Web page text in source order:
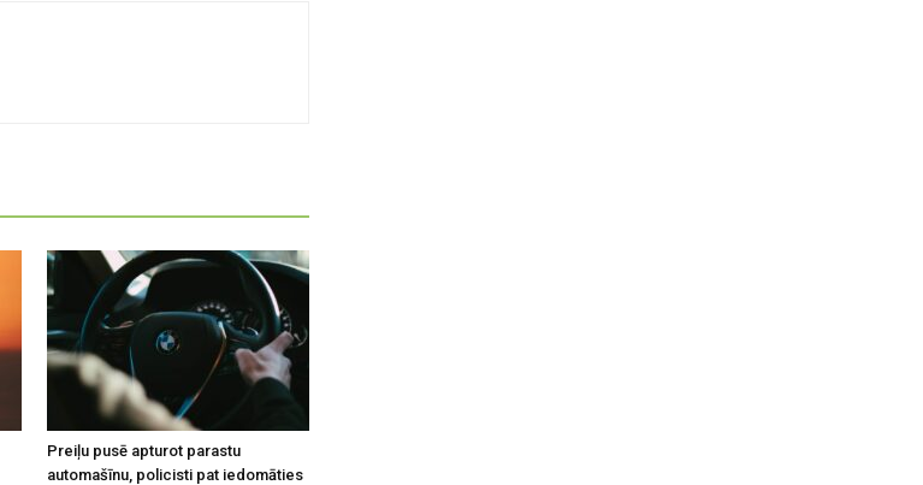
Preiļu pusē apturot parastu
automašīnu, policisti pat iedomāties